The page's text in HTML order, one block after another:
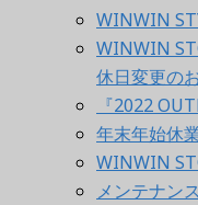
WINWIN
WINWIN
休日変更の
『2022
年末年始休
WINWIN
メンテナン